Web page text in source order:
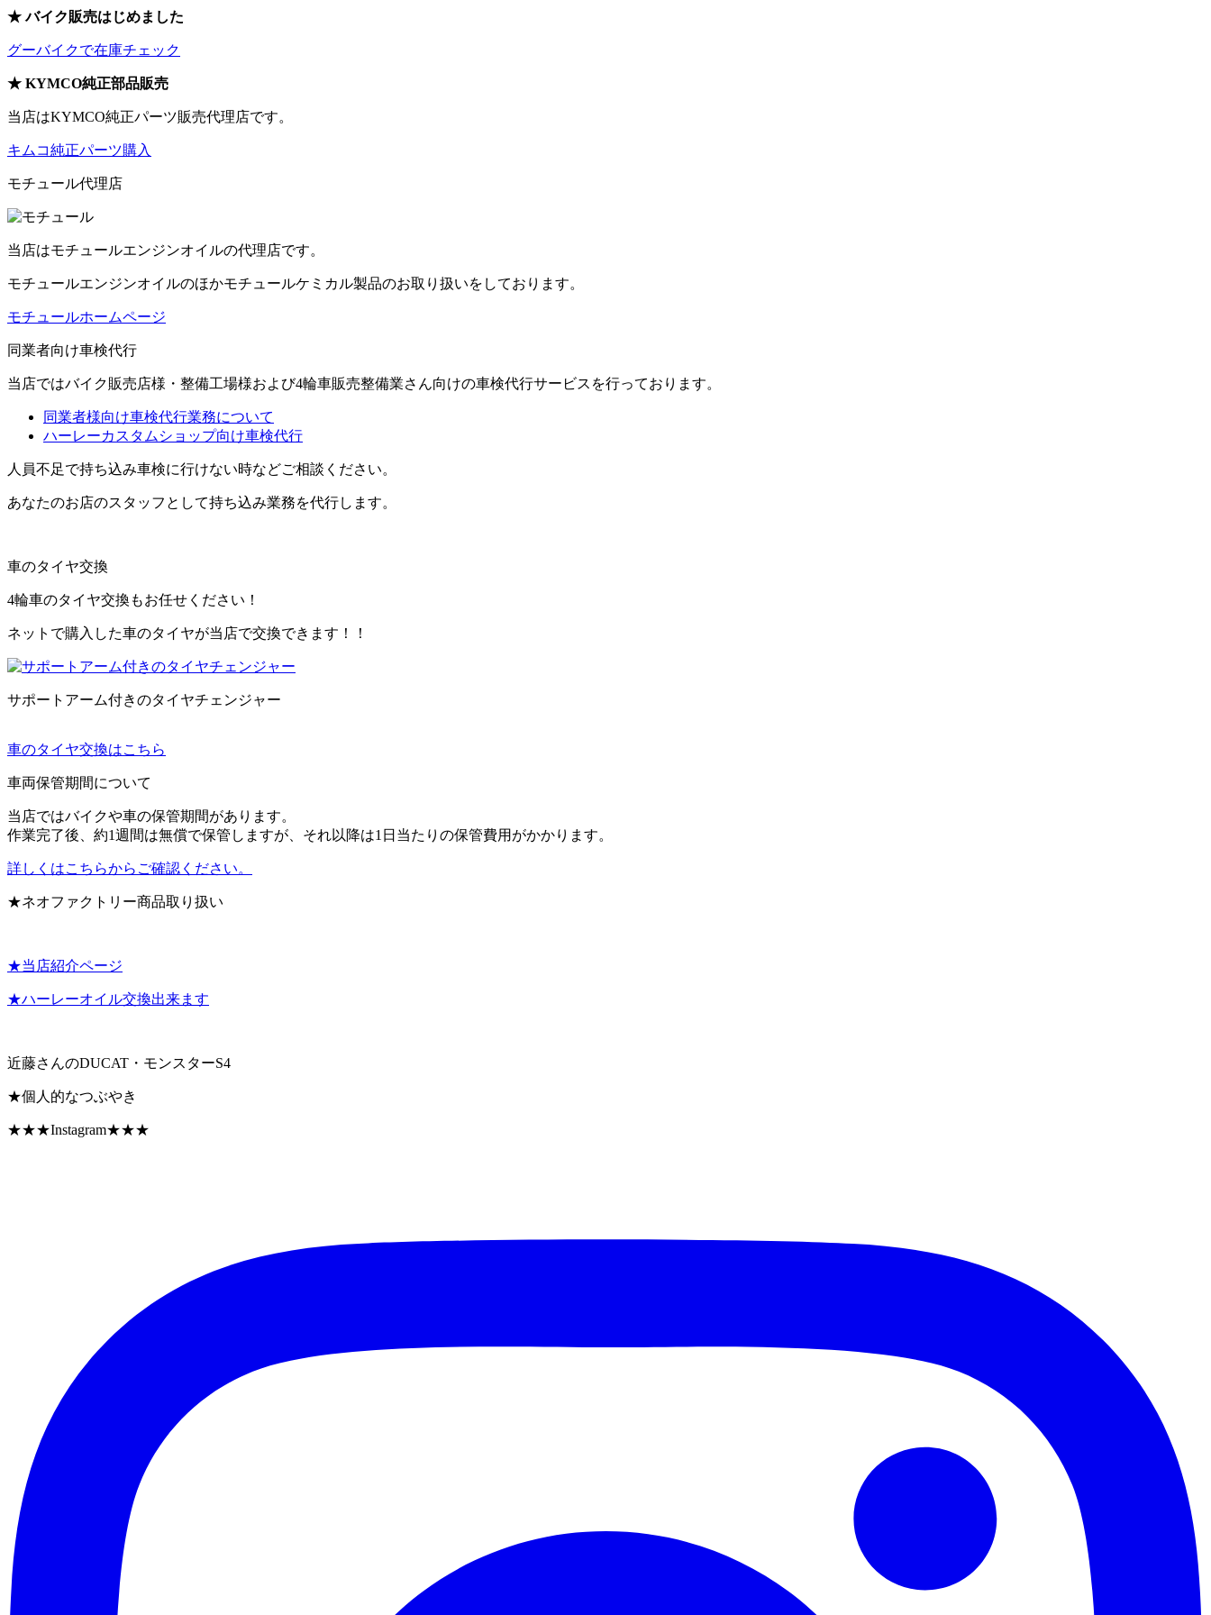
★ バイク販売はじめました
グーバイクで在庫チェック
★ KYMCO純正部品販売
当店はKYMCO純正パーツ販売代理店です。
キムコ純正パーツ購入
モチュール代理店
当店はモチュールエンジンオイルの代理店です。
モチュールエンジンオイルのほかモチュールケミカル製品のお取り扱いをしております。
モチュールホームページ
同業者向け車検代行
当店ではバイク販売店様・整備工場様および4輪車販売整備業さん向けの車検代行サービスを行っております。
同業者様向け車検代行業務について
ハーレーカスタムショップ向け車検代行
人員不足で持ち込み車検に行けない時などご相談ください。
あなたのお店のスタッフとして持ち込み業務を代行します。
車のタイヤ交換
4輪車のタイヤ交換もお任せください！
ネットで購入した車のタイヤが当店で交換できます！！
サポートアーム付きのタイヤチェンジャー
車のタイヤ交換はこちら
車両保管期間について
当店ではバイクや車の保管期間があります。
作業完了後、約1週間は無償で保管しますが、それ以降は1日当たりの保管費用がかかります。
詳しくはこちらからご確認ください。
★ネオファクトリー商品取り扱い
★当店紹介ページ
★ハーレーオイル交換出来ます
近藤さんのDUCAT・モンスターS4
★個人的なつぶやき
★★★Instagram★★★